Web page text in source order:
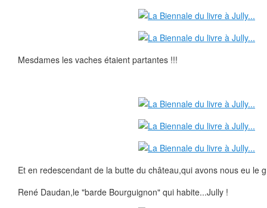
Mesdames les vaches étaient partantes !!!
Et en redescendant de la butte du château,qui avons nous eu le
René Daudan,le "barde Bourguignon" qui habite...Jully !